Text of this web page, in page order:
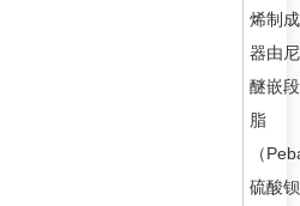
烯制
器由
醚嵌
脂
（
硫酸